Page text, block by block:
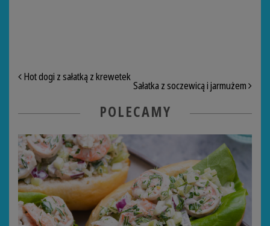
NAWIGACJA PO ARTYKUŁACH
Hot dogi z sałatką z krewetek
Sałatka z soczewicą i jarmużem
POLECAMY